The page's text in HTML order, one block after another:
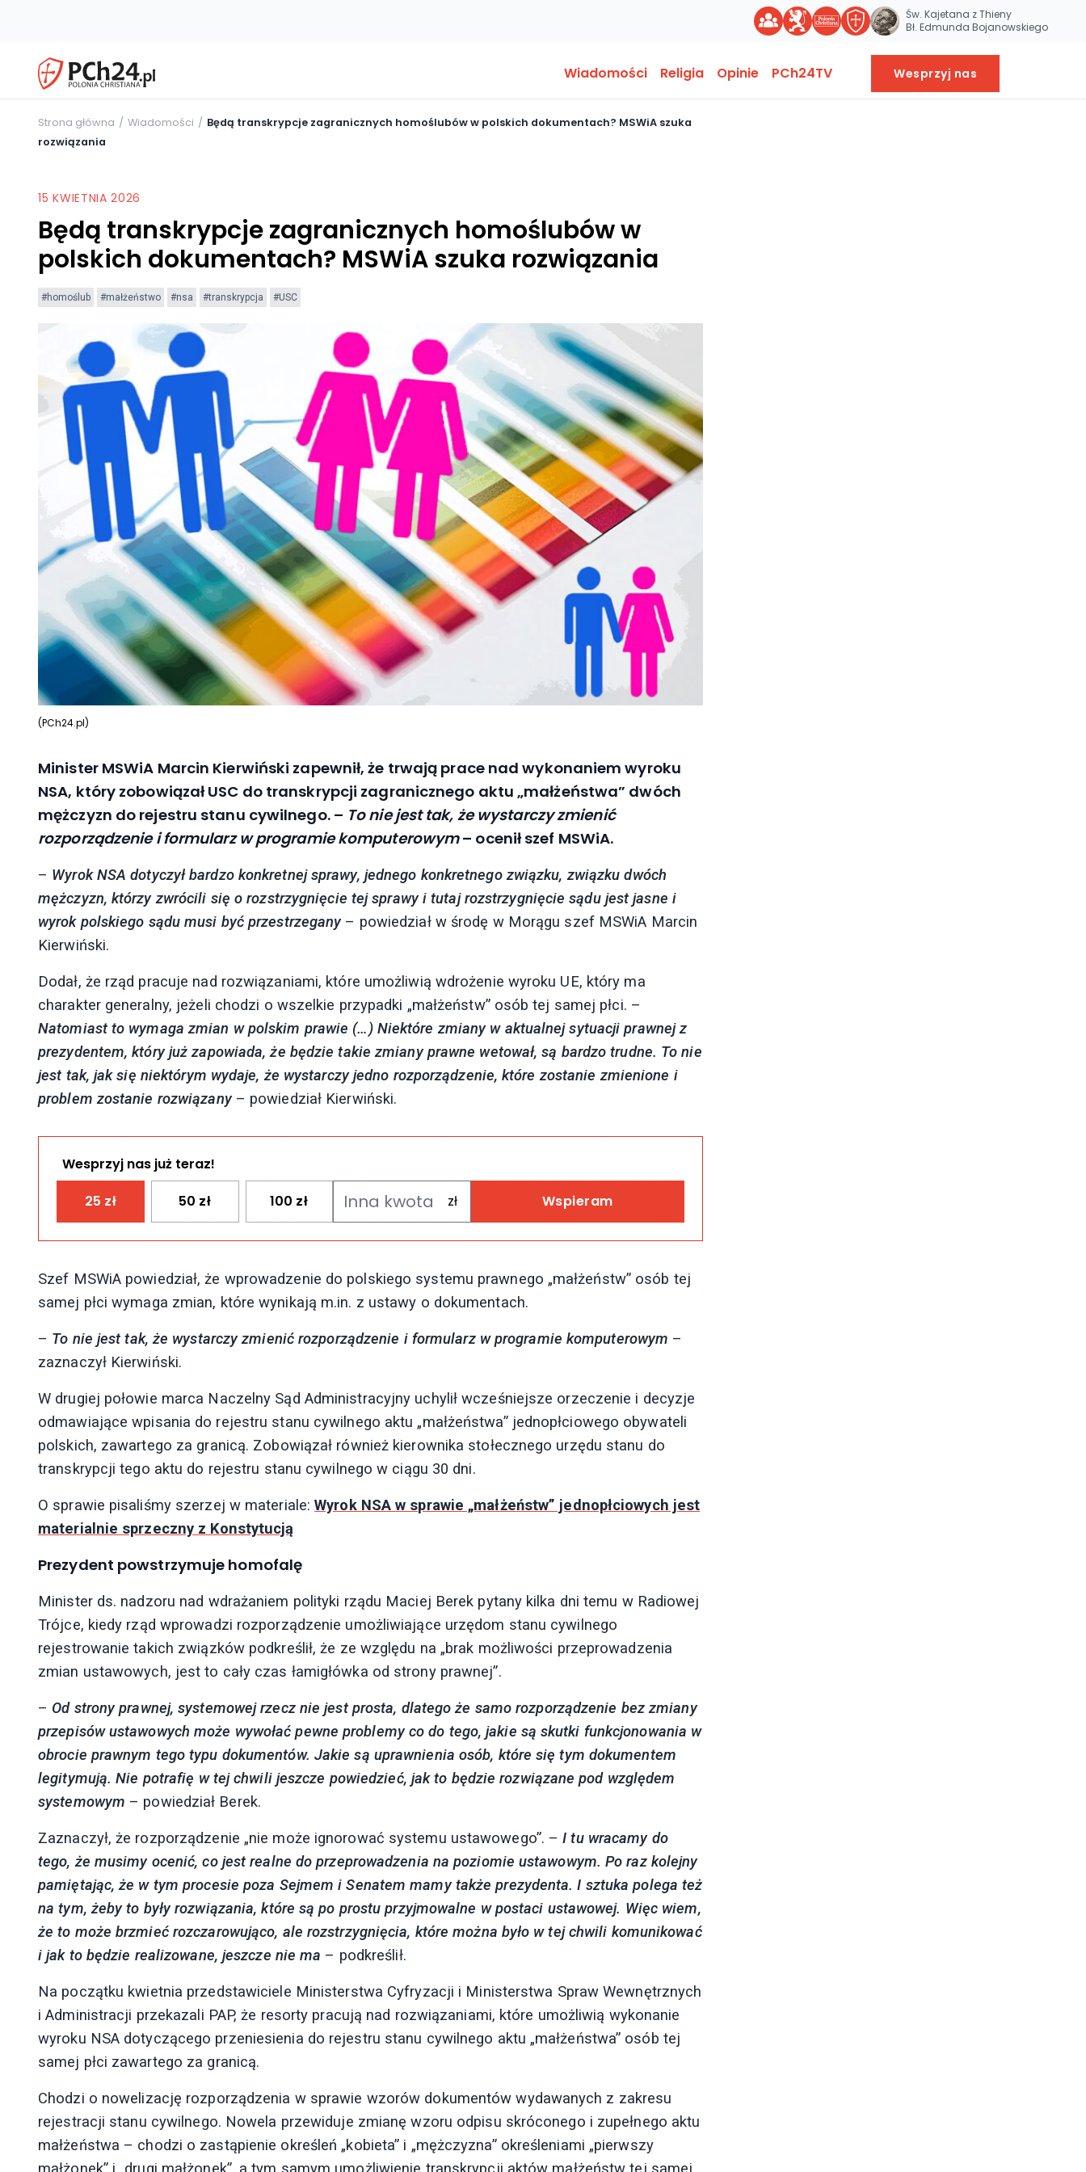
Św. Kajetana z Thieny
Bł. Edmunda Bojanowskiego
Wiadomości Religia Opinie PCh24TV Wesprzyj nas
Strona główna Wiadomości
Będą transkrypcje zagranicznych homoślubów w polskich dokumentach? MSWiA szuka
rozwiązania
15 KWIETNIA 2026
Będą transkrypcje zagranicznych homoślubów w
polskich dokumentach? MSWiA szuka rozwiązania
#homoślub #małżeństwo #nsa #transkrypcja #USC
(PCh24.pl)
Minister MSWiA Marcin Kierwiński zapewnił, że trwają prace nad wykonaniem wyroku
NSA, który zobowiązał USC do transkrypcji zagranicznego aktu „małżeństwa” dwóch
mężczyzn do rejestru stanu cywilnego. – To nie jest tak, że wystarczy zmienić
rozporządzenie i formularz w programie komputerowym– ocenił szef MSWiA.
– Wyrok NSA dotyczył bardzo konkretnej sprawy, jednego konkretnego związku, związku dwóch
mężczyzn, którzy zwrócili się o rozstrzygnięcie tej sprawy i tutaj rozstrzygnięcie sądu jest jasne i
wyrok polskiego sądu musi być przestrzegany– powiedział w środę w Morągu szef MSWiA Marcin
Kierwiński.
Dodał, że rząd pracuje nad rozwiązaniami, które umożliwią wdrożenie wyroku UE, który ma
charakter generalny, jeżeli chodzi o wszelkie przypadki „małżeństw” osób tej samej płci. –
Natomiast to wymaga zmian w polskim prawie (…) Niektóre zmiany w aktualnej sytuacji prawnej z
prezydentem, który już zapowiada, że będzie takie zmiany prawne wetował, są bardzo trudne. To nie
jest tak, jak się niektórym wydaje, że wystarczy jedno rozporządzenie, które zostanie zmienione i
problem zostanie rozwiązany– powiedział Kierwiński.
Wesprzyj nas już teraz!
25 zł 50 zł 100 zł Wspieram
Szef MSWiA powiedział, że wprowadzenie do polskiego systemu prawnego „małżeństw” osób tej
samej płci wymaga zmian, które wynikają m.in. z ustawy o dokumentach.
– To nie jest tak, że wystarczy zmienić rozporządzenie i formularz w programie komputerowym –
zaznaczył Kierwiński.
W drugiej połowie marca Naczelny Sąd Administracyjny uchylił wcześniejsze orzeczenie i decyzje
odmawiające wpisania do rejestru stanu cywilnego aktu „małżeństwa” jednopłciowego obywateli
polskich, zawartego za granicą. Zobowiązał również kierownika stołecznego urzędu stanu do
transkrypcji tego aktu do rejestru stanu cywilnego w ciągu 30 dni.
O sprawie pisaliśmy szerzej w materiale:Wyrok NSA w sprawie „małżeństw” jednopłciowych jest
materialnie sprzeczny z Konstytucją
Prezydent powstrzymuje homofalę
Minister ds. nadzoru nad wdrażaniem polityki rządu Maciej Berek pytany kilka dni temu w Radiowej
Trójce, kiedy rząd wprowadzi rozporządzenie umożliwiające urzędom stanu cywilnego
rejestrowanie takich związków podkreślił, że ze względu na „brak możliwości przeprowadzenia
zmian ustawowych, jest to cały czas łamigłówka od strony prawnej”.
– Od strony prawnej, systemowej rzecz nie jest prosta, dlatego że samo rozporządzenie bez zmiany
przepisów ustawowych może wywołać pewne problemy co do tego, jakie są skutki funkcjonowania w
obrocie prawnym tego typu dokumentów. Jakie są uprawnienia osób, które się tym dokumentem
legitymują. Nie potrafię w tej chwili jeszcze powiedzieć, jak to będzie rozwiązane pod względem
systemowym – powiedział Berek.
Zaznaczył, że rozporządzenie „nie może ignorować systemu ustawowego”. – I tu wracamy do
tego, że musimy ocenić, co jest realne do przeprowadzenia na poziomie ustawowym. Po raz kolejny
pamiętając, że w tym procesie poza Sejmem i Senatem mamy także prezydenta. I sztuka polega też
na tym, żeby to były rozwiązania, które są po prostu przyjmowalne w postaci ustawowej. Więc wiem,
że to może brzmieć rozczarowująco, ale rozstrzygnięcia, które można było w tej chwili komunikować
i jak to będzie realizowane, jeszcze nie ma – podkreślił.
Na początku kwietnia przedstawiciele Ministerstwa Cyfryzacji i Ministerstwa Spraw Wewnętrznych
i Administracji przekazali PAP, że resorty pracują nad rozwiązaniami, które umożliwią wykonanie
wyroku NSA dotyczącego przeniesienia do rejestru stanu cywilnego aktu „małżeństwa” osób tej
samej płci zawartego za granicą.
Chodzi o nowelizację rozporządzenia w sprawie wzorów dokumentów wydawanych z zakresu
rejestracji stanu cywilnego. Nowela przewiduje zmianę wzoru odpisu skróconego i zupełnego aktu
małżeństwa – chodzi o zastąpienie określeń „kobieta” i „mężczyzna” określeniami „pierwszy